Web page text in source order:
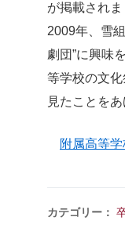
が掲載されま
2009年、雪
劇団”に興味
等学校の文
見たことをあ
附属高等学
カテゴリー：